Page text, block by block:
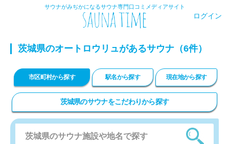
サウナがみぢかになるサウナ専門口コミメディアサイト
ログイン
茨城県のオートロウリュがあるサウナ（6件）
市区町村から探す 駅名から探す 現在地から探す
茨城県のサウナをこだわりから探す